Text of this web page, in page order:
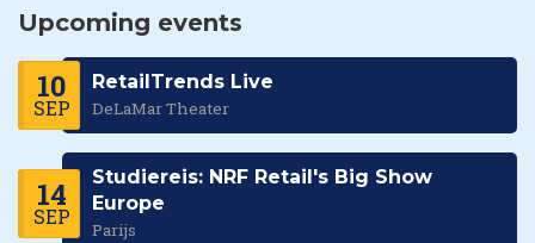
Upcoming events
10
SEP
RetailTrends Live
DeLaMar Theater
14
SEP
Studiereis: NRF Retail's Big Show
Europe
Parijs